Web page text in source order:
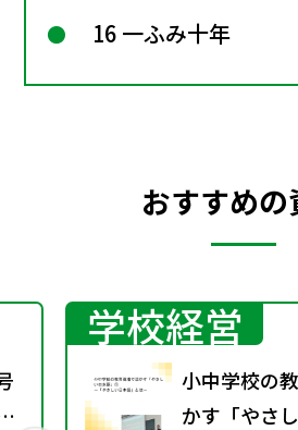
16 一ふみ十年
おすすめの
学校経営
小中学校の
かす「やさ